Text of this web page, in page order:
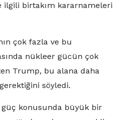
ilgili birtakım kararnameleri
çok fazla ve bu
nükleer gücün çok
Trump, bu alana daha
söyledi.
konusunda büyük bir